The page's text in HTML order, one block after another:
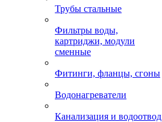
Трубы стальные
Фильтры воды,
картриджи, модули
сменные
Фитинги, фланцы, сгоны
Водонагреватели
Канализация и водоотвод